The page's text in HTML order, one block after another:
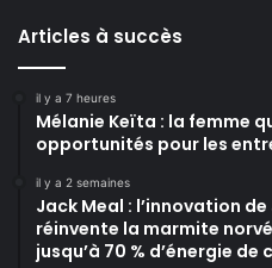
Articles à succès
il y a 7 heures
Mélanie Keïta : la femme
opportunités pour les
il y a 2 semaines
Jack Meal : l’innovation
réinvente la marmite
jusqu’à 70 % d’énergie de